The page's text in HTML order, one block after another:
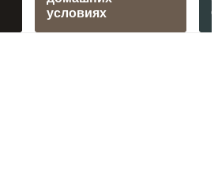
условиях